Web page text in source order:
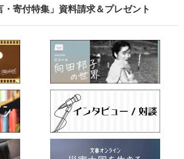
寄付特集」資料請求＆プレゼント